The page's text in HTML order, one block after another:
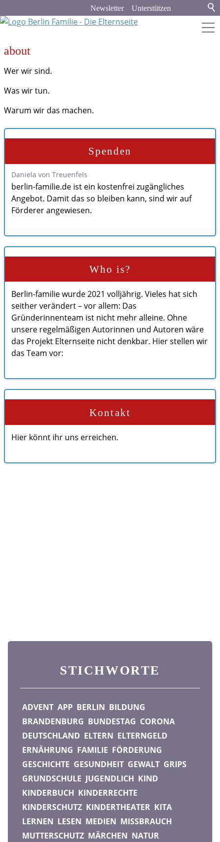
Unterstützen
Newsletter
berlin-familie.de
about
Werbung und Kooperation
Newsletter-Archiv
Veranstaltungskalender
Bildung
Politik & Gesellschaft
Familienleben
im Notfall
about
Wer wir sind.
Was wir tun.
Warum wir das machen.
Spenden
Daniela von Treuenfels
berlin-familie.de ist ein kostenfrei zugängliches
Angebot. Damit das so bleiben kann, sind wir auf
Förderer angewiesen.
Who is?
Berlin-familie wurde 2021 volljährig. Vieles hat sich
seither verändert – vor allem: Das
Gründerinnenteam ist nicht mehr alleine. Ohne
unsere regelmäßigen Autorinnen und Autoren wäre
das Projekt Elternseite nicht denkbar. Hier stellen wir
das Team vor:
Kontakt
Hier könnt ihr uns erreichen.
STICHWORTE
ADVENT APP BERLIN BILDUNG
BRANDENBURG BUNDESTAG CORONA
DEUTSCHLAND ELTERN ELTERNGELD
ERNÄHRUNG FAMILIE FÖRDERUNG
GESCHICHTE GESUNDHEIT GEWALT GRIPS
GRUNDSCHULE JUGENDLICH KIND
KINDERBUCH KINDERRECHTE
KINDERSCHUTZ KINDERTHEATER KITA
LERNEN LESEN MEDIEN MISSBRAUCH
MUTTERSCHUTZ MÄRCHEN NATUR